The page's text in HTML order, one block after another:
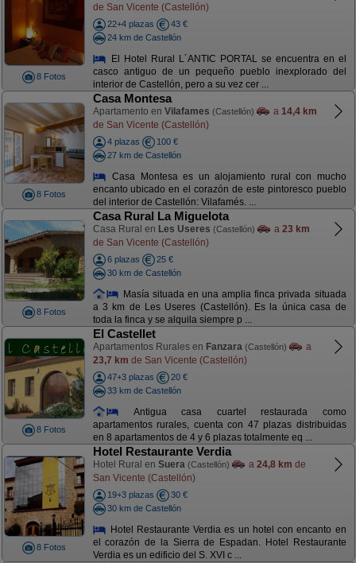
8 Fotos
de San Vicente (Castellón)
22+4 plazas
43 €
24 km de Castellón
El Hotel Rural L´ANTIC PORTAL se encuentra en el
casco antiguo de un pequeño pueblo inexplorado del
interior de Castellón, pero a su vez cer ...
8 Fotos
Casa Montesa
Apartamento en Vilafames (Castellón) a 14,4 km
de San Vicente (Castellón)
4 plazas
100 €
27 km de Castellón
Casa Montesa es un alojamiento rural con mucho
encanto ubicado en el corazón de este pintoresco pueblo
del interior de Castellón: Vilafamés. ...
8 Fotos
Casa Rural La Miguelota
Casa Rural en Les Useres (Castellón) a 23 km
de San Vicente (Castellón)
6 plazas
25 €
30 km de Castellón
Masía situada en una amplia finca privada situada
a 3 km de Les Useres (Castellón). Es la única casa de
toda la finca y se alquila siempre p ...
8 Fotos
El Castellet
Apartamentos Rurales en Fanzara (Castellón)
a
23,7 km de San Vicente (Castellón)
47+3 plazas
20 €
33 km de Castellón
Antigua casa cuartel restaurada como
apartamentos rurales, cuenta con 47 plazas distribuidas
en 8 apartamentos de 4 y 6 plazas totalmente eq ...
8 Fotos
Hotel Restaurante Verdia
Hotel Rural en Suera (Castellón) a 24,8 km de
San Vicente (Castellón)
19+3 plazas
30 €
30 km de Castellón
Hotel Restaurante Verdia es un hotel con encanto en
el corazón de la Sierra de Espadan. Hotel Restaurante
Verdia es un edificio del S. XVI c ...